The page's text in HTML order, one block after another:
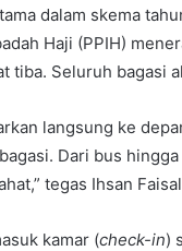
dalam skema
Haji (PPIH)
tiba. Seluruh bagasi
langsung ke
Dari bus
tegas Ihsan
kamar (check-in)